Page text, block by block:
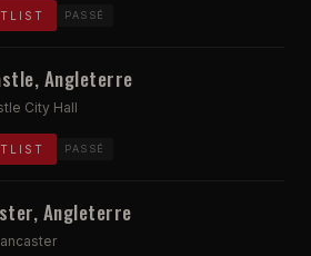
PASSÉ
Angleterre
City Hall
PASSÉ
Angleterre